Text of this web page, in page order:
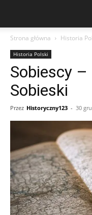
Strona główna Historia
Historia Polski
Sobiescy
Sobieski
Przez Historyczny123 - 30